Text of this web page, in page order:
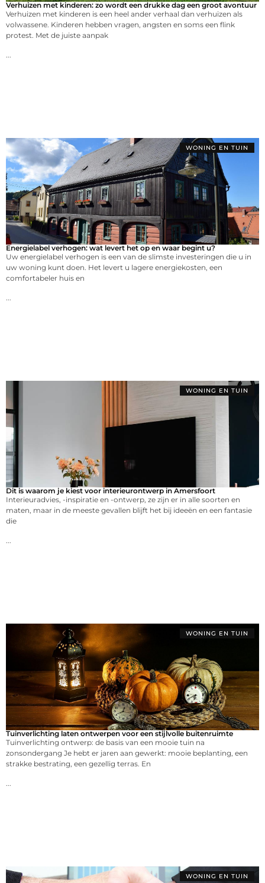
Verhuizen met kinderen: zo wordt een drukke dag een groot avontuur
Verhuizen met kinderen is een heel ander verhaal dan verhuizen als
volwassene. Kinderen hebben vragen, angsten en soms een flink
protest. Met de juiste aanpak
WONING EN TUIN
Energielabel verhogen: wat levert het op en waar begint u?
Uw energielabel verhogen is een van de slimste investeringen die u in
uw woning kunt doen. Het levert u lagere energiekosten, een
comfortabeler huis en
WONING EN TUIN
Dit is waarom je kiest voor interieurontwerp in Amersfoort
Interieuradvies, -inspiratie en -ontwerp, ze zijn er in alle soorten en
maten, maar in de meeste gevallen blijft het bij ideeën en een fantasie
die
WONING EN TUIN
Tuinverlichting laten ontwerpen voor een stijlvolle buitenruimte
Tuinverlichting ontwerp: de basis van een mooie tuin na
zonsondergang Je hebt er jaren aan gewerkt: mooie beplanting, een
strakke bestrating, een gezellig terras. En
WONING EN TUIN